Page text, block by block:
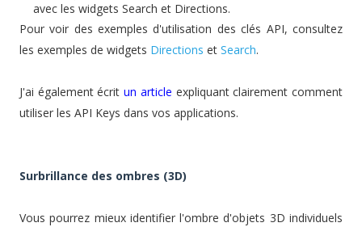
avec les widgets Search et Directions.
Pour voir des exemples d'utilisation des clés API, consultez
les exemples de widgets Directions et Search.
J'ai également écritun article expliquant clairement comment
utiliser les API Keys dans vos applications.
Surbrillance des ombres (3D)
Vous pourrez mieux identifier l'ombre d'objets 3D individuels